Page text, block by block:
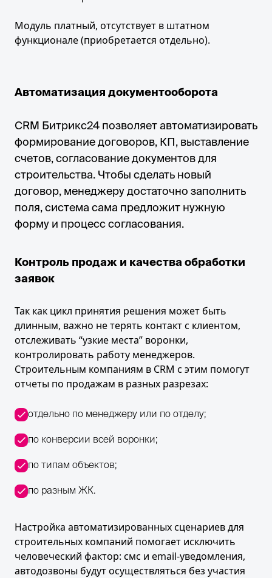
Модуль платный, отсутствует в штатном
функционале (приобретается отдельно).
Автоматизация документооборота
CRM Битрикс24 позволяет автоматизировать
формирование договоров, КП, выставление
счетов, согласование документов для
строительства. Чтобы сделать новый
договор, менеджеру достаточно заполнить
поля, система сама предложит нужную
форму и процесс согласования.
Контроль продаж и качества обработки
заявок
Так как цикл принятия решения может быть
длинным, важно не терять контакт с клиентом,
отслеживать “узкие места” воронки,
контролировать работу менеджеров.
Строительным компаниям в CRM с этим помогут
отчеты по продажам в разных разрезах:
отдельно по менеджеру или по отделу;
по конверсии всей воронки;
по типам объектов;
по разным ЖК.
Настройка автоматизированных сценариев для
строительных компаний помогает исключить
человеческий фактор: смс и email-уведомления,
автодозвоны будут осуществляться без участия